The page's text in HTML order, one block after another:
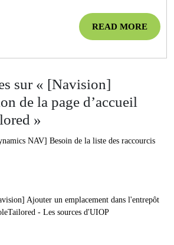
l’enregistrement
d’unREAD MOREREAD
MORE
sur « [Navision]
de la page d’accueil
»
NAV] Besoin de la liste des raccourcis
Ajouter un emplacement dans l'entrepôt
- Les sources d'UIOP